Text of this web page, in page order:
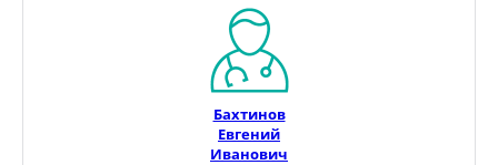
Бахтинов
Евгений
Иванович